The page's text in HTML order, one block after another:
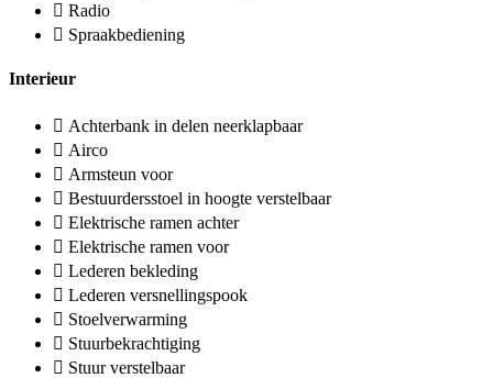
Radio
Spraakbediening
Interieur
Achterbank in delen neerklapbaar
Airco
Armsteun voor
Bestuurdersstoel in hoogte verstelbaar
Elektrische ramen achter
Elektrische ramen voor
Lederen bekleding
Lederen versnellingspook
Stoelverwarming
Stuurbekrachtiging
Stuur verstelbaar